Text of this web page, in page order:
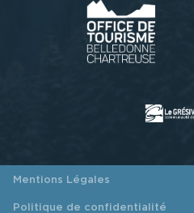
Mentions Légales
Politique de confidentialité